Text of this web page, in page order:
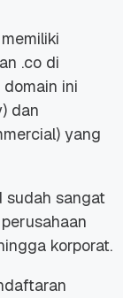
.co di
ini
dan
yang
sudah sangat
korporat.